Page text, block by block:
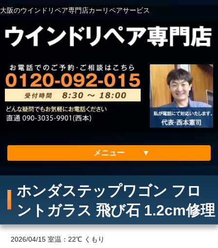
大阪のウインドリペア専門店カーリペアサービス
メニュー
会社案内
メリット
ご利用の流れ
ホンダステップワゴン フロ
ントガラス 飛び石 1.2cm修理
2026/04/15 室温：22℃ くもり